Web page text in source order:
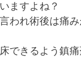
ますよね？
われ術後は痛
できるよう鎮